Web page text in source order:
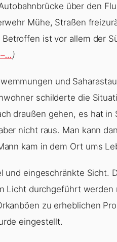
über den
Mühe, Straßen
ist vor allem der
)
und
schilderte die
draußen gehen, es hat in
nicht raus. Man kann
kam in dem Ort ums
und eingeschränkte Sicht.
Licht durchgeführt werden
zu erheblichen
eingestellt.